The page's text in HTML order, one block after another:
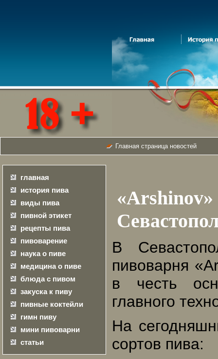
Главная страница новостей
главная
история пива
виды пива
пивной этикет
рецепты пива
пивоварение
наука о пиве
медицина о пиве
блюда с пивом
закуска к пиву
пивные коктейли
гимн пиву
мини пивоварни
статьи
В
пивоварня
в честь
главного
На
сортов пива: